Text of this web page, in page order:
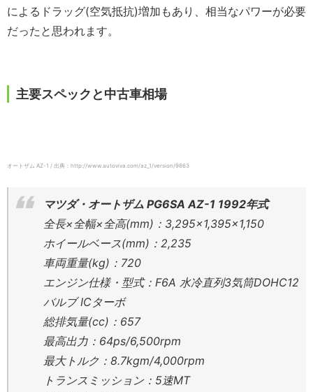
によるドラッグ(空気抵抗)増加もあり、相当なパワーが必要
だったと思われます。
主要スペックと中古車相場
オートザム AZ-1 / 出典：http://www.autoviva.com/az_1/version/9863
マツダ・オートザム PG6SA AZ-1 1992年式
全長×全幅×全高(mm)：3,295×1,395×1,150
ホイールベース(mm)：2,235
車両重量(kg)：720
エンジン仕様・型式：F6A 水冷直列3気筒DOHC12
バルブ ICターボ
総排気量(cc)：657
最高出力：64ps/6,500rpm
最大トルク：8.7kgm/4,000rpm
トランスミッション：5速MT